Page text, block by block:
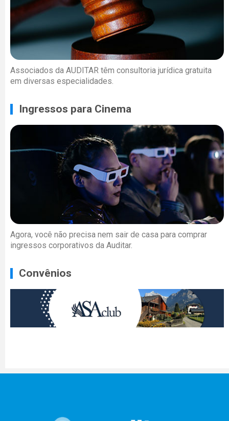
Associados da AUDITAR têm consultoria jurídica gratuita
em diversas especialidades.
Ingressos para Cinema
Agora, você não precisa nem sair de casa para comprar
ingressos corporativos da Auditar.
Convênios